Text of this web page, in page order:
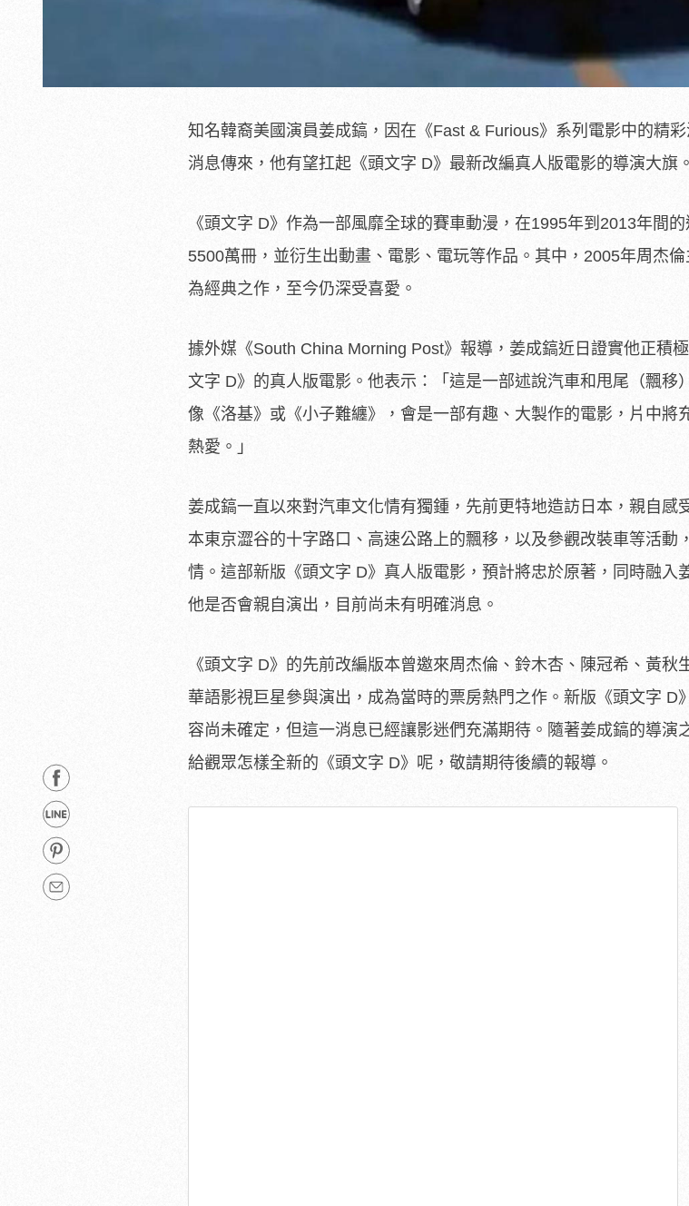
知名韓裔美國演員姜成鎬，因在《Fast & Furious》系列電影中的精彩
消息傳來，他有望扛起《頭文字 D》最新改編真人版電影的導演大旗。
《頭文字 D》作為一部風靡全球的賽車動漫，在1995年到2013年間
5500萬冊，並衍生出動畫、電影、電玩等作品。其中，2005年周杰
為經典之作，至今仍深受喜愛。
據外媒《South China Morning Post》報導，姜成鎬近日證實他正積
文字 D》的真人版電影。他表示：「這是一部述說汽車和甩尾（飄移
像《洛基》或《小子難纏》，會是一部有趣、大製作的電影，片中將
熱愛。」
姜成鎬一直以來對汽車文化情有獨鍾，先前更特地造訪日本，親自感
本東京澀谷的十字路口、高速公路上的飄移，以及參觀改裝車等活動
情。這部新版《頭文字 D》真人版電影，預計將忠於原著，同時融入
他是否會親自演出，目前尚未有明確消息。
《頭文字 D》的先前改編版本曾邀來周杰倫、鈴木杏、陳冠希、黃秋
華語影視巨星參與演出，成為當時的票房熱門之作。新版《頭文字 D
容尚未確定，但這一消息已經讓影迷們充滿期待。隨著姜成鎬的導演
給觀眾怎樣全新的《頭文字 D》呢，敬請期待後續的報導。